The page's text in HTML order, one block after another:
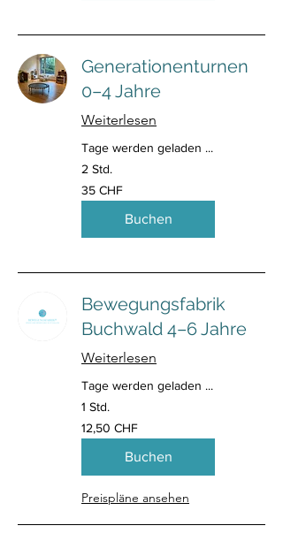
Generationenturnen
0–4 Jahre
Weiterlesen
Tage werden geladen ...
2 Std.
35
Schweizer
Franken
35 CHF
Buchen
Bewegungsfabrik
Buchwald 4–6 Jahre
Weiterlesen
Tage werden geladen ...
1 Std.
12,50
Schweizer
Franken
12,50 CHF
Buchen
Preispläne ansehen